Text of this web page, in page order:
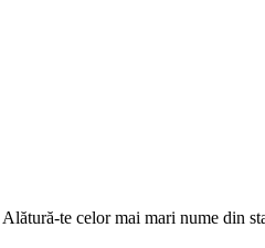
Alătură-te celor mai mari nume din